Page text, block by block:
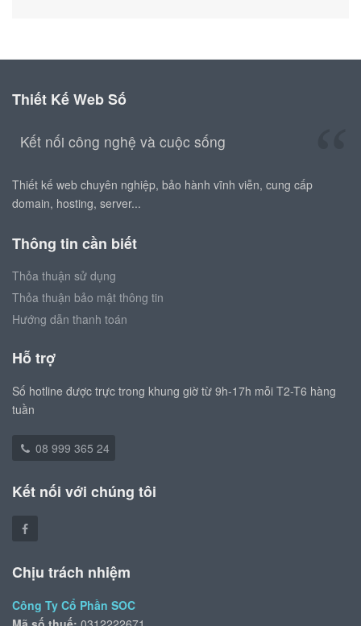
Thiết Kế Web Số
Kết nối công nghệ và cuộc sống
Thiết kế web chuyên nghiệp, bảo hành vĩnh viễn, cung cấp
domain, hosting, server...
Thông tin cần biết
Thỏa thuận sử dụng
Thỏa thuận bảo mật thông tin
Hướng dẫn thanh toán
Hỗ trợ
Số hotline được trực trong khung giờ từ 9h-17h mỗi T2-T6 hàng
tuần
08 999 365 24
Kết nối với chúng tôi
Chịu trách nhiệm
Công Ty Cổ Phần SOC